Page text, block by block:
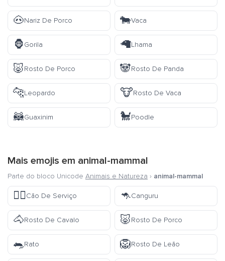
🐽Nariz De Porco 🐄Vaca
🦍Gorila 🦙Lhama
🐷Rosto De Porco 🐼Rosto De Panda
🐆Leopardo 🐮Rosto De Vaca
🦝Guaxinim 🐩Poodle
Mais emojis em animal-mammal
Parte do bloco Unicode Animais e Natureza › animal-mammal
🐕‍🦺Cão De Serviço 🦘Canguru
🐴Rosto De Cavalo 🐷Rosto De Porco
🐀Rato 🦁Rosto De Leão